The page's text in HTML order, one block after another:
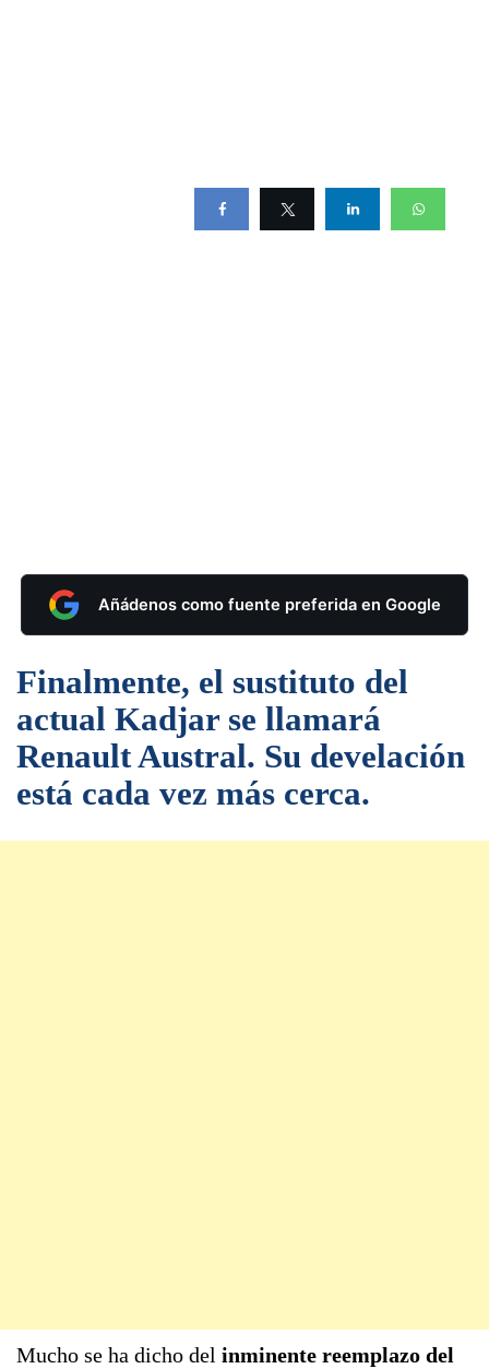
Añádenos como fuente preferida en Google
Finalmente, el sustituto del
actual Kadjar se llamará
Renault Austral. Su develación
está cada vez más cerca.
Mucho se ha dicho del inminente reemplazo del